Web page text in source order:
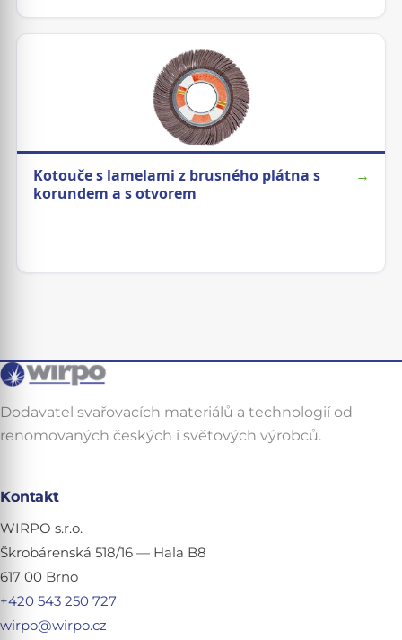
Kotouče s lamelami z brusného plátna s
korundem a s otvorem
→
Dodavatel svařovacích materiálů a technologií od
renomovaných českých i světových výrobců.
Kontakt
WIRPO s.r.o.
Škrobárenská 518/16 — Hala B8
617 00 Brno
+420 543 250 727
wirpo@wirpo.cz